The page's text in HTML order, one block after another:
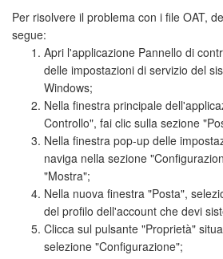
Per risolvere il problema con i file OAT,
segue:
Apri l'applicazione Pannello di
delle impostazioni di servizio del
Windows;
Nella finestra principale
Controllo", fai clic sulla sezione
Nella finestra pop-up delle
naviga nella sezione
"Mostra";
Nella nuova finestra "Posta",
del profilo dell'account che devi
Clicca sul pulsante "Proprietà"
selezione "Configurazione";